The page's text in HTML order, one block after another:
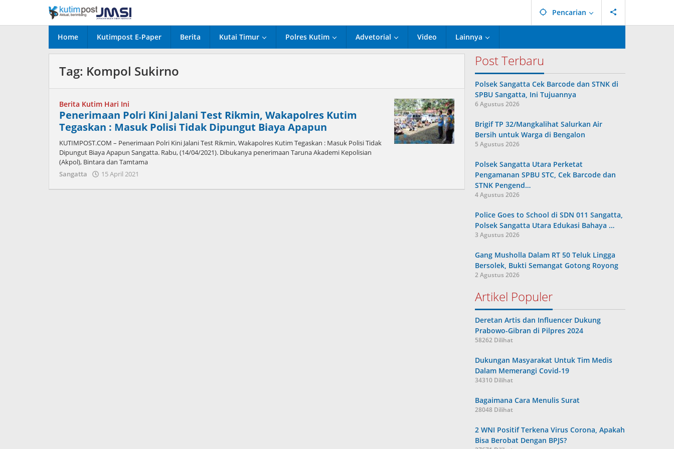
konten
Pencarian
Home Kutimpost E-Paper Berita Kutai Timur Polres Kutim Advetorial Video Lainnya
Tag: Kompol Sukirno
Berita Kutim Hari Ini
Penerimaan Polri Kini Jalani Test Rikmin, Wakapolres Kutim
Tegaskan : Masuk Polisi Tidak Dipungut Biaya Apapun
KUTIMPOST.COM – Penerimaan Polri Kini Jalani Test Rikmin, Wakapolres Kutim Tegaskan : Masuk Polisi Tidak
Dipungut Biaya Apapun Sangatta. Rabu, (14/04/2021). Dibukanya penerimaan Taruna Akademi Kepolisian
(Akpol), Bintara dan Tamtama
Sangatta
15 April 2021
Post Terbaru
Polsek Sangatta Cek Barcode dan STNK di
SPBU Sangatta, Ini Tujuannya
6 Agustus 2026
Brigif TP 32/Mangkalihat Salurkan Air
Bersih untuk Warga di Bengalon
5 Agustus 2026
Polsek Sangatta Utara Perketat
Pengamanan SPBU STC, Cek Barcode dan
STNK Pengend…
4 Agustus 2026
Police Goes to School di SDN 011 Sangatta,
Polsek Sangatta Utara Edukasi Bahaya …
3 Agustus 2026
Gang Musholla Dalam RT 50 Teluk Lingga
Bersolek, Bukti Semangat Gotong Royong
2 Agustus 2026
Artikel Populer
Deretan Artis dan Influencer Dukung
Prabowo-Gibran di Pilpres 2024
58262 Dilihat
Dukungan Masyarakat Untuk Tim Medis
Dalam Memerangi Covid-19
34310 Dilihat
Bagaimana Cara Menulis Surat
28048 Dilihat
2 WNI Positif Terkena Virus Corona, Apakah
Bisa Berobat Dengan BPJS?